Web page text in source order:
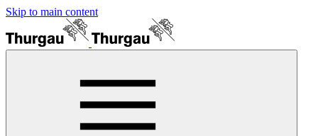
Skip to main content